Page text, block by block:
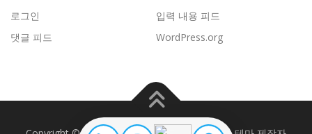
로그인
입력 내용 피드
댓글 피드
WordPress.org